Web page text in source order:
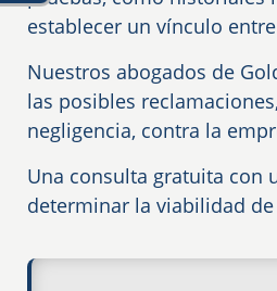
establecer un vínculo
Nuestros abogados de
las posibles
negligencia, contra la
Una consulta gratuita con
determinar la viabilidad